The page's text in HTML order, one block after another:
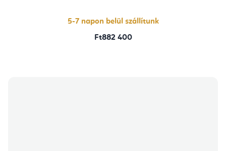
5-7 napon belül szállítunk
Ft882 400